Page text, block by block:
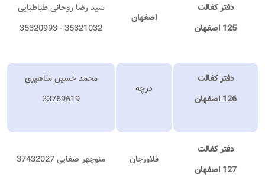
دفتر کفالت
125 اصفهان
اصفهان
سید رضا روحانی طباطبایی
35321032 - 35320993
دفتر کفالت
126 اصفهان
درچه
محمد خسین شاهپری
33769619
دفتر کفالت
127 اصفهان
فلاورجان منوچهر صفایی 37432027